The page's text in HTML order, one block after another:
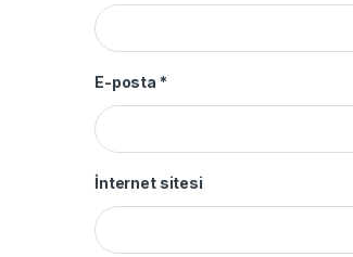
E-posta *
İnternet sitesi